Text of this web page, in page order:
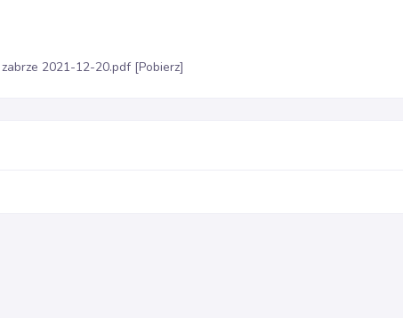
2021-12-20.pdf [Pobierz]